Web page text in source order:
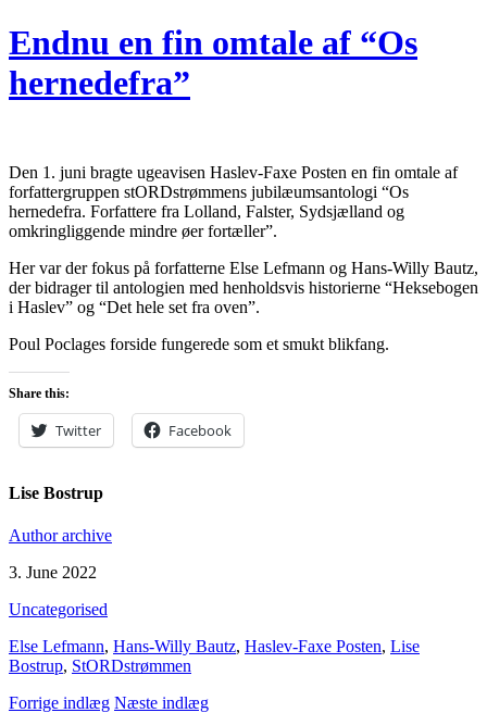
Endnu en fin omtale af “Os
hernedefra”
Den 1. juni bragte ugeavisen Haslev-Faxe Posten en fin omtale af
forfattergruppen stORDstrømmens jubilæumsantologi “Os
hernedefra. Forfattere fra Lolland, Falster, Sydsjælland og
omkringliggende mindre øer fortæller”.
Her var der fokus på forfatterne Else Lefmann og Hans-Willy Bautz,
der bidrager til antologien med henholdsvis historierne “Heksebogen
i Haslev” og “Det hele set fra oven”.
Poul Poclages forside fungerede som et smukt blikfang.
Share this:
Twitter Facebook
Lise Bostrup
Author archive
3. June 2022
Uncategorised
Else Lefmann, Hans-Willy Bautz, Haslev-Faxe Posten, Lise
Bostrup, StORDstrømmen
Forrige indlæg Næste indlæg